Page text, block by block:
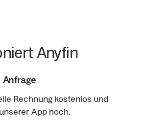
Anyfin
Anfrage
Rechnung kostenlos und
App hoch.